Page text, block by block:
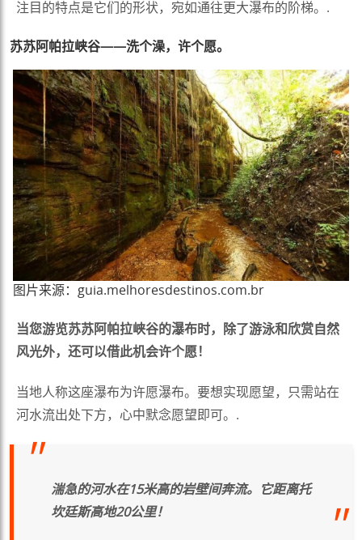
注目的特点是它们的形状，宛如通往更大瀑布的阶梯。.
苏苏阿帕拉峡谷——洗个澡，许个愿。
图片来源：guia.melhoresdestinos.com.br
当您游览苏苏阿帕拉峡谷的瀑布时，除了游泳和欣赏自然
风光外，还可以借此机会许个愿！
当地人称这座瀑布为许愿瀑布。要想实现愿望，只需站在
河水流出处下方，心中默念愿望即可。.
湍急的河水在15米高的岩壁间奔流。它距离托
坎廷斯高地20公里！